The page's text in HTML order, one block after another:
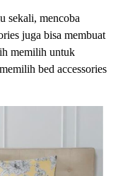
sekali, mencoba
juga bisa membuat
memilih untuk
bed accessories